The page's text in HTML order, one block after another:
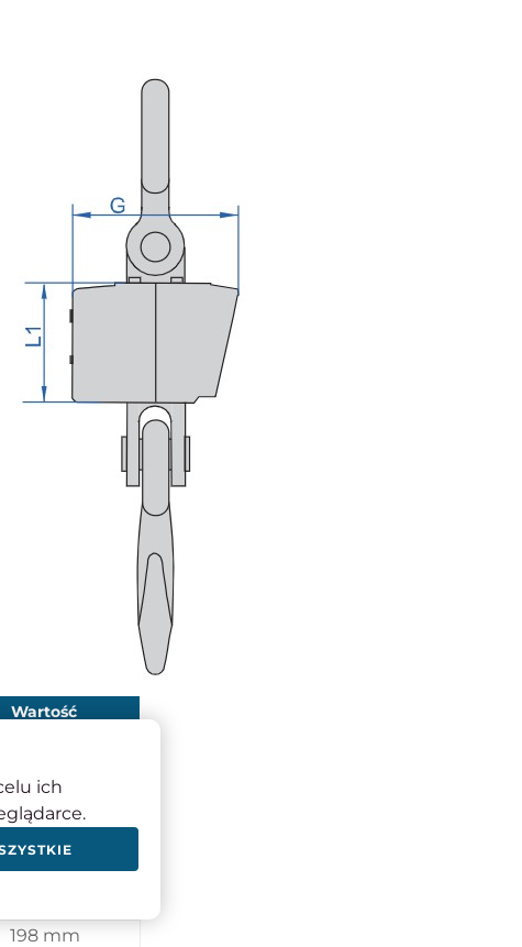
Wartość
2000 kg
20 kg
1 kg
120 mm
198 mm
ich